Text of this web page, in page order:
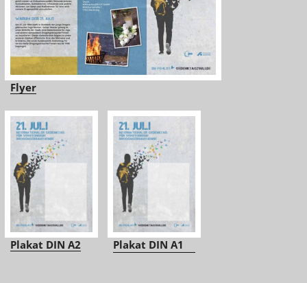
Flyer
Plakat DIN A2 Plakat DIN A1